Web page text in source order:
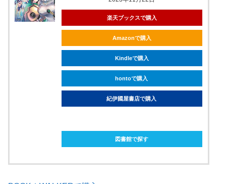
楽天ブックスで購入
Amazonで購入
Kindleで購入
hontoで購入
紀伊國屋書店で購入
図書館で探す